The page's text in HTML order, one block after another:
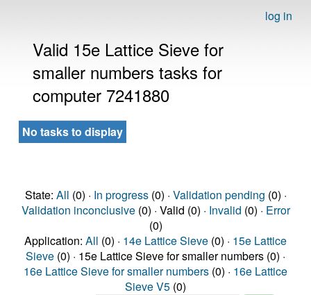
log in
Valid 15e Lattice Sieve for
smaller numbers tasks for
computer 7241880
No tasks to display
State: All (0) · In progress(0) · Validation pending (0) ·
Validation inconclusive(0) · Valid (0) · Invalid (0) · Error
(0)
Application: All (0) · 14e Lattice Sieve (0) · 15e Lattice
Sieve (0) · 15e Lattice Sieve for smaller numbers (0) ·
16e Lattice Sieve for smaller numbers (0) · 16e Lattice
Sieve V5 (0)